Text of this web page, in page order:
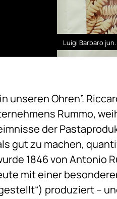
Luigi Barbaro
unseren Ohren”.
Rummo,
der
gut zu machen,
1846 von Antonio
mit einer
produziert –